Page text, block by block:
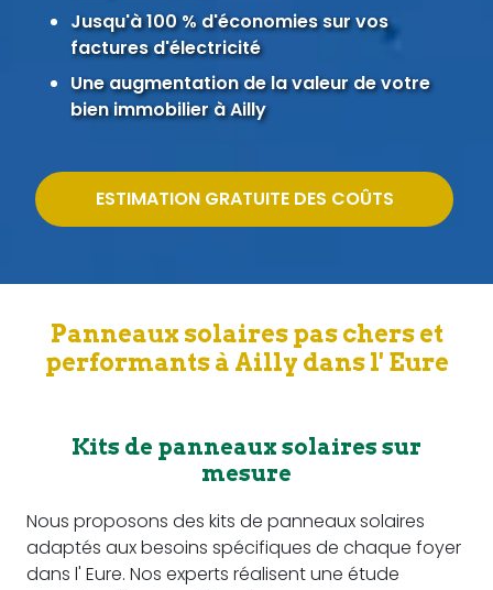
Jusqu'à 100 % d'économies sur vos
factures d'électricité
Une augmentation de la valeur de votre
bien immobilier à Ailly
ESTIMATION GRATUITE DES COÛTS
Panneaux solaires pas chers et
performants à Ailly dans l' Eure
Kits de panneaux solaires sur
mesure
Nous proposons des kits de panneaux solaires
adaptés aux besoins spécifiques de chaque foyer
dans l' Eure. Nos experts réalisent une étude